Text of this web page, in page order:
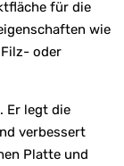
für die
wie
oder
Er legt die
verbessert
Platte und